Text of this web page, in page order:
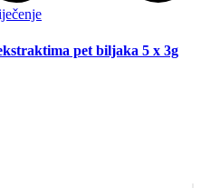
pet biljaka 5 x 3g